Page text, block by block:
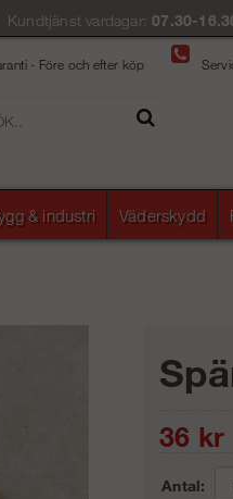
Kundtjänst vardagar:07.30-
- Före och efter köp
& industri Väderskydd
36 kr
Antal: